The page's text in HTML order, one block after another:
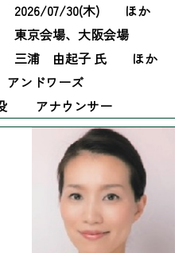
2026/07/30(木) ほか
東京会場、大阪会場
三浦 由起子 氏 ほか
ンドワーズ
役 アナウンサー